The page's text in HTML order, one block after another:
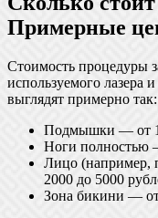
Примерные
Стоимость процедуры
используемого лазера
выглядят примерно так:
Подмышки — от
Ноги полностью
Лицо (например,
2000 до 5000
Зона бикини —